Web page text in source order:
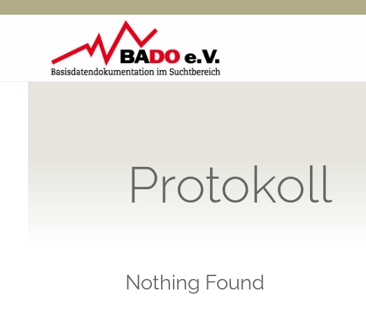
Zum
Protokoll
Nothing Found